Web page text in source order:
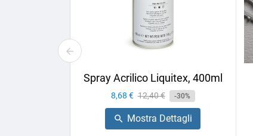
Spray Acrilico Liquitex, 400ml
Prezzo
8,68 € Prezzo
base
12,40 € -30%
 Mostra Dettagli